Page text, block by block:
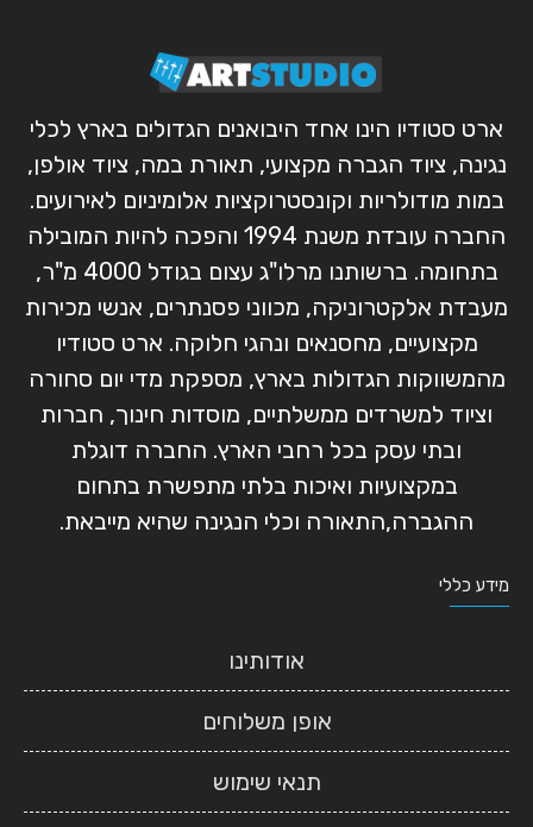
ארט סטודיו הינו אחד היבואנים הגדולים בארץ לכלי
נגינה, ציוד הגברה מקצועי, תאורת במה, ציוד אולפן,
במות מודולריות וקונסטרוקציות אלומיניום לאירועים.
החברה עובדת משנת 1994 והפכה להיות המובילה
בתחומה. ברשותנו מרלו"ג עצום בגודל 4000 מ"ר,
מעבדת אלקטרוניקה, מכווני פסנתרים, אנשי מכירות
מקצועיים, מחסנאים ונהגי חלוקה. ארט סטודיו
מהמשווקות הגדולות בארץ, מספקת מדי יום סחורה
וציוד למשרדים ממשלתיים, מוסדות חינוך, חברות
ובתי עסק בכל רחבי הארץ. החברה דוגלת
במקצועיות ואיכות בלתי מתפשרת בתחום
ההגברה,התאורה וכלי הנגינה שהיא מייבאת.
מידע כללי
אודותינו
אופן משלוחים
תנאי שימוש